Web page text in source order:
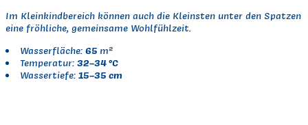
Im Kleinkindbereich können auch die Kleinsten unter den
eine fröhliche, gemeinsame Wohlfühlzeit.
Wasserfläche: 65 m²
Temperatur: 32–34 °C
Wassertiefe: 15–35 cm